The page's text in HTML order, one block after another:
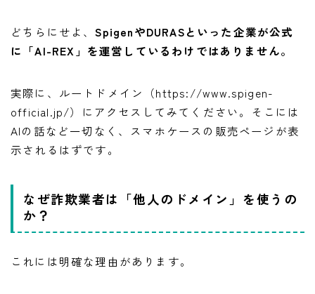
どちらにせよ、SpigenやDURASといった企業が公式
に「AI-REX」を運営しているわけではありません。
実際に、ルートドメイン（https://www.spigen-
official.jp/）にアクセスしてみてください。そこには
AIの話など一切なく、スマホケースの販売ページが表
示されるはずです。
なぜ詐欺業者は「他人のドメイン」を使うの
か？
これには明確な理由があります。